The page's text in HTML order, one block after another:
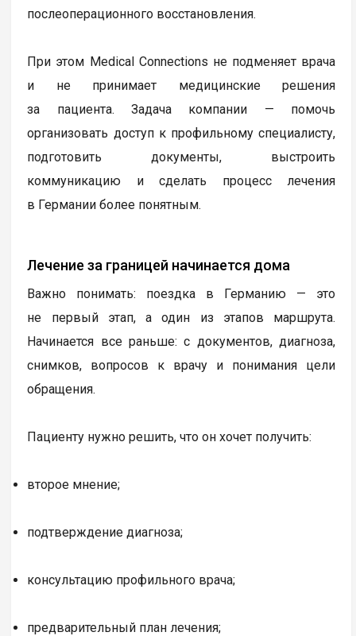
послеоперационного восстановления.
При этом Medical Connections не подменяет врача
и не принимает медицинские решения
за пациента. Задача компании — помочь
организовать доступ к профильному специалисту,
подготовить документы, выстроить
коммуникацию и сделать процесс лечения
в Германии более понятным.
Лечение за границей начинается дома
Важно понимать: поездка в Германию — это
не первый этап, а один из этапов маршрута.
Начинается все раньше: с документов, диагноза,
снимков, вопросов к врачу и понимания цели
обращения.
Пациенту нужно решить, что он хочет получить:
второе мнение;
подтверждение диагноза;
консультацию профильного врача;
предварительный план лечения;